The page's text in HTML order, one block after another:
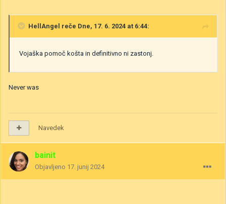
HellAngel reče Dne, 17. 6. 2024 at 6:44:
Vojaška pomoč košta in definitivno ni zastonj.
Never was
Navedek
bainit
Objavljeno 17. junij 2024